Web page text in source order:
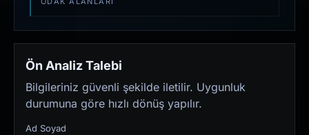
Ön Analiz Talebi
Bilgileriniz güvenli şekilde iletilir. Uygunluk
durumuna göre hızlı dönüş yapılır.
Ad Soyad